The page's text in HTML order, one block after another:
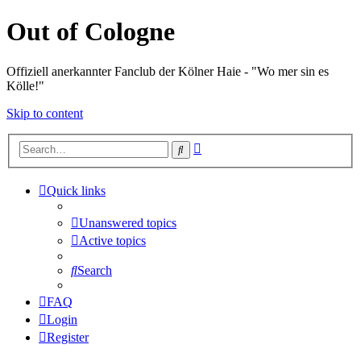
Out of Cologne
Offiziell anerkannter Fanclub der Kölner Haie - "Wo mer sin es
Kölle!"
Skip to content
Search
Quick links
Unanswered topics
Active topics
Search
FAQ
Login
Register